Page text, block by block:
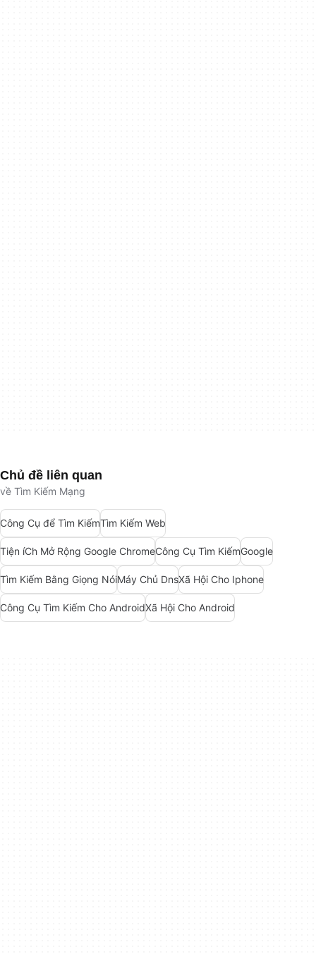
Chủ đề liên quan
về Tìm Kiếm Mạng
Công Cụ để Tìm KiếmTìm Kiếm Web
Tiện íCh Mở Rộng Google ChromeCông Cụ Tìm KiếmGoogle
Tìm Kiếm Bằng Giọng NóiMáy Chủ DnsXã Hội Cho Iphone
Công Cụ Tìm Kiếm Cho AndroidXã Hội Cho Android